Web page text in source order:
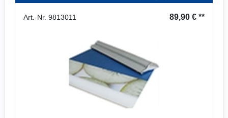
Art.-Nr. 9813011 89,90 € **